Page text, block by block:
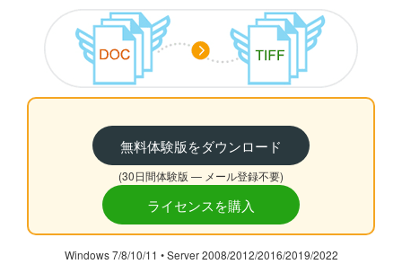
無料体験版をダウンロード
(30日間体験版 — メール登録不要)
ライセンスを購入
Windows 7/8/10/11 • Server 2008/2012/2016/2019/2022